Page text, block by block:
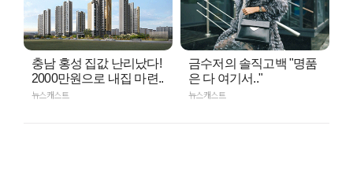
충남 홍성 집값 난리났다!
2000만원으로 내집 마련..
뉴스캐스트
금수저의 솔직고백 "명품
은 다 여기서.."
뉴스캐스트